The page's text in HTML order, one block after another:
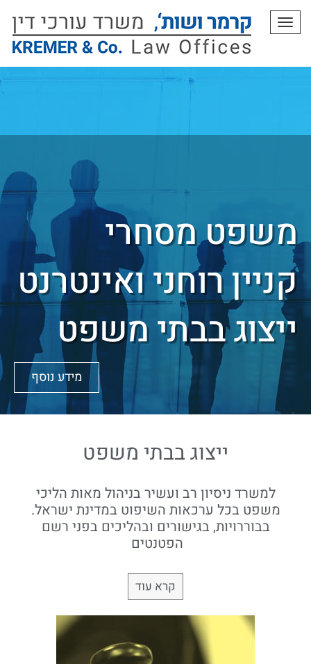
תפריט
משפט מסחרי
קניין רוחני ואינטרנט
ייצוג בבתי משפט
מידע נוסף
ייצוג בבתי משפט
למשרד ניסיון רב ועשיר בניהול מאות הליכי
משפט בכל ערכאות השיפוט במדינת ישראל.
בבוררויות, בגישורים ובהליכים בפני רשם
הפטנטים
קרא עוד